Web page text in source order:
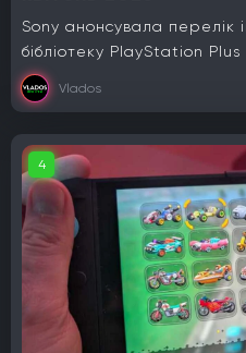
Sony анонсувала перелік
бібліотеку PlayStation Plus
Vlados
4